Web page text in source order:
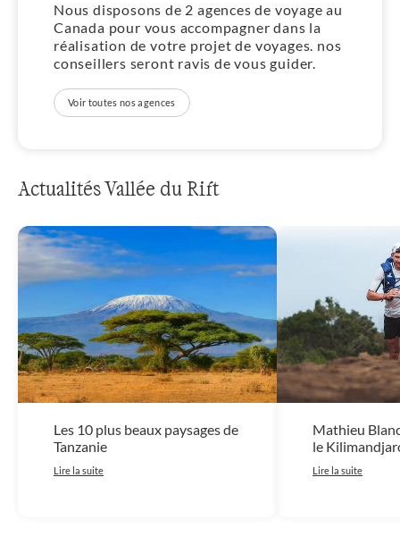
Nous disposons de 2 agences de voyage au
Canada pour vous accompagner dans la
réalisation de votre projet de voyages. nos
conseillers seront ravis de vous guider.
Voir toutes nos agences
Actualités Vallée du Rift
Les 10 plus beaux paysages de
Tanzanie
Lire la suite
Mathieu
le
Lire la suite